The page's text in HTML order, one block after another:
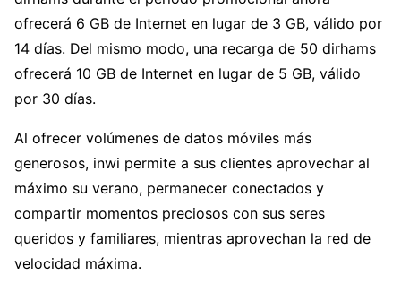
ofrecerá 6 GB de Internet en lugar de 3 GB, válido por
14 días. Del mismo modo, una recarga de 50 dirhams
ofrecerá 10 GB de Internet en lugar de 5 GB, válido
por 30 días.
Al ofrecer volúmenes de datos móviles más
generosos, inwi permite a sus clientes aprovechar al
máximo su verano, permanecer conectados y
compartir momentos preciosos con sus seres
queridos y familiares, mientras aprovechan la red de
velocidad máxima.